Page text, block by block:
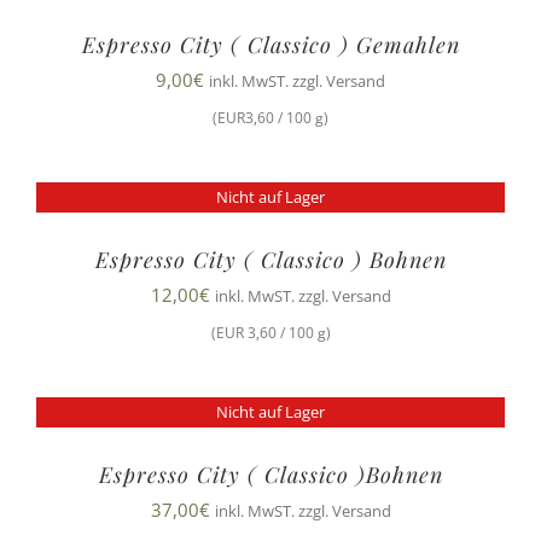
Espresso City ( Classico ) Gemahlen
9,00€ inkl. MwST. zzgl. Versand
(EUR3,60 / 100 g)
Nicht auf Lager
Espresso City ( Classico ) Bohnen
12,00€ inkl. MwST. zzgl. Versand
(EUR 3,60 / 100 g)
Nicht auf Lager
Espresso City ( Classico )Bohnen
37,00€ inkl. MwST. zzgl. Versand